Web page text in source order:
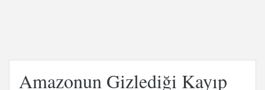
Amazonun Gizlediği Kayıp